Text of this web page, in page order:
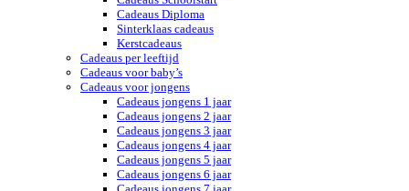
Cadeaus Diploma
Sinterklaas cadeaus
Kerstcadeaus
Cadeaus per leeftijd
Cadeaus voor baby’s
Cadeaus voor jongens
Cadeaus jongens 1 jaar
Cadeaus jongens 2 jaar
Cadeaus jongens 3 jaar
Cadeaus jongens 4 jaar
Cadeaus jongens 5 jaar
Cadeaus jongens 6 jaar